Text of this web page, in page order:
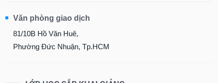
Văn phòng giao dịch
81/10B Hồ Văn Huê,
Phường Đức Nhuận, Tp.HCM